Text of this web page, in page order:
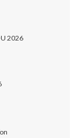
2026